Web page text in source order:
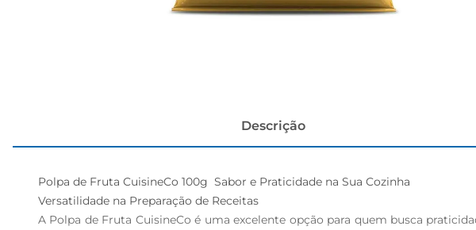
Descrição
Polpa de Fruta CuisineCo 100g  Sabor e Praticidade na Sua Cozinha
Versatilidade na Preparação de Receitas
A Polpa de Fruta CuisineCo é uma excelente opção para quem busca